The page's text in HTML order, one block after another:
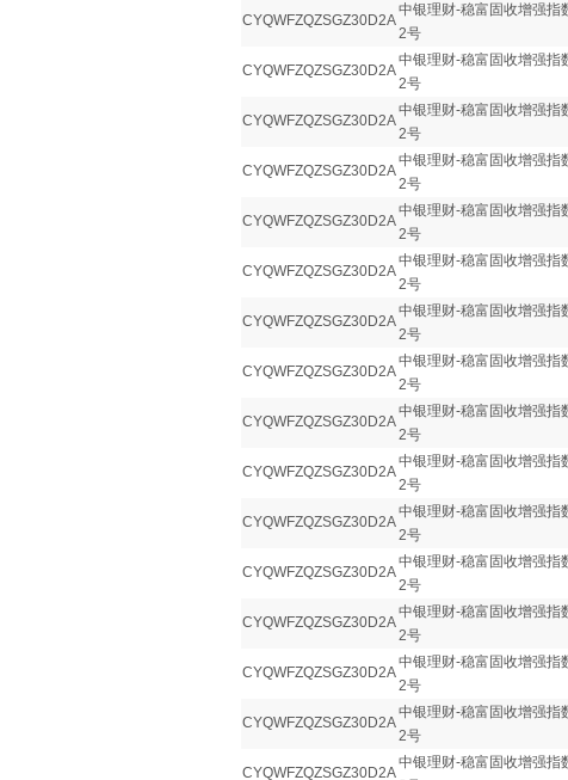
CYQWFZQZSGZ30D2A
中银理财-稳富固收增强指
2号
CYQWFZQZSGZ30D2A
中银理财-稳富固收增强指
2号
CYQWFZQZSGZ30D2A
中银理财-稳富固收增强指
2号
CYQWFZQZSGZ30D2A
中银理财-稳富固收增强指
2号
CYQWFZQZSGZ30D2A
中银理财-稳富固收增强指
2号
CYQWFZQZSGZ30D2A
中银理财-稳富固收增强指
2号
CYQWFZQZSGZ30D2A
中银理财-稳富固收增强指
2号
CYQWFZQZSGZ30D2A
中银理财-稳富固收增强指
2号
CYQWFZQZSGZ30D2A
中银理财-稳富固收增强指
2号
CYQWFZQZSGZ30D2A
中银理财-稳富固收增强指
2号
CYQWFZQZSGZ30D2A
中银理财-稳富固收增强指
2号
CYQWFZQZSGZ30D2A
中银理财-稳富固收增强指
2号
CYQWFZQZSGZ30D2A
中银理财-稳富固收增强指
2号
CYQWFZQZSGZ30D2A
中银理财-稳富固收增强指
2号
CYQWFZQZSGZ30D2A
中银理财-稳富固收增强指
2号
CYQWFZQZSGZ30D2A
中银理财-稳富固收增强指